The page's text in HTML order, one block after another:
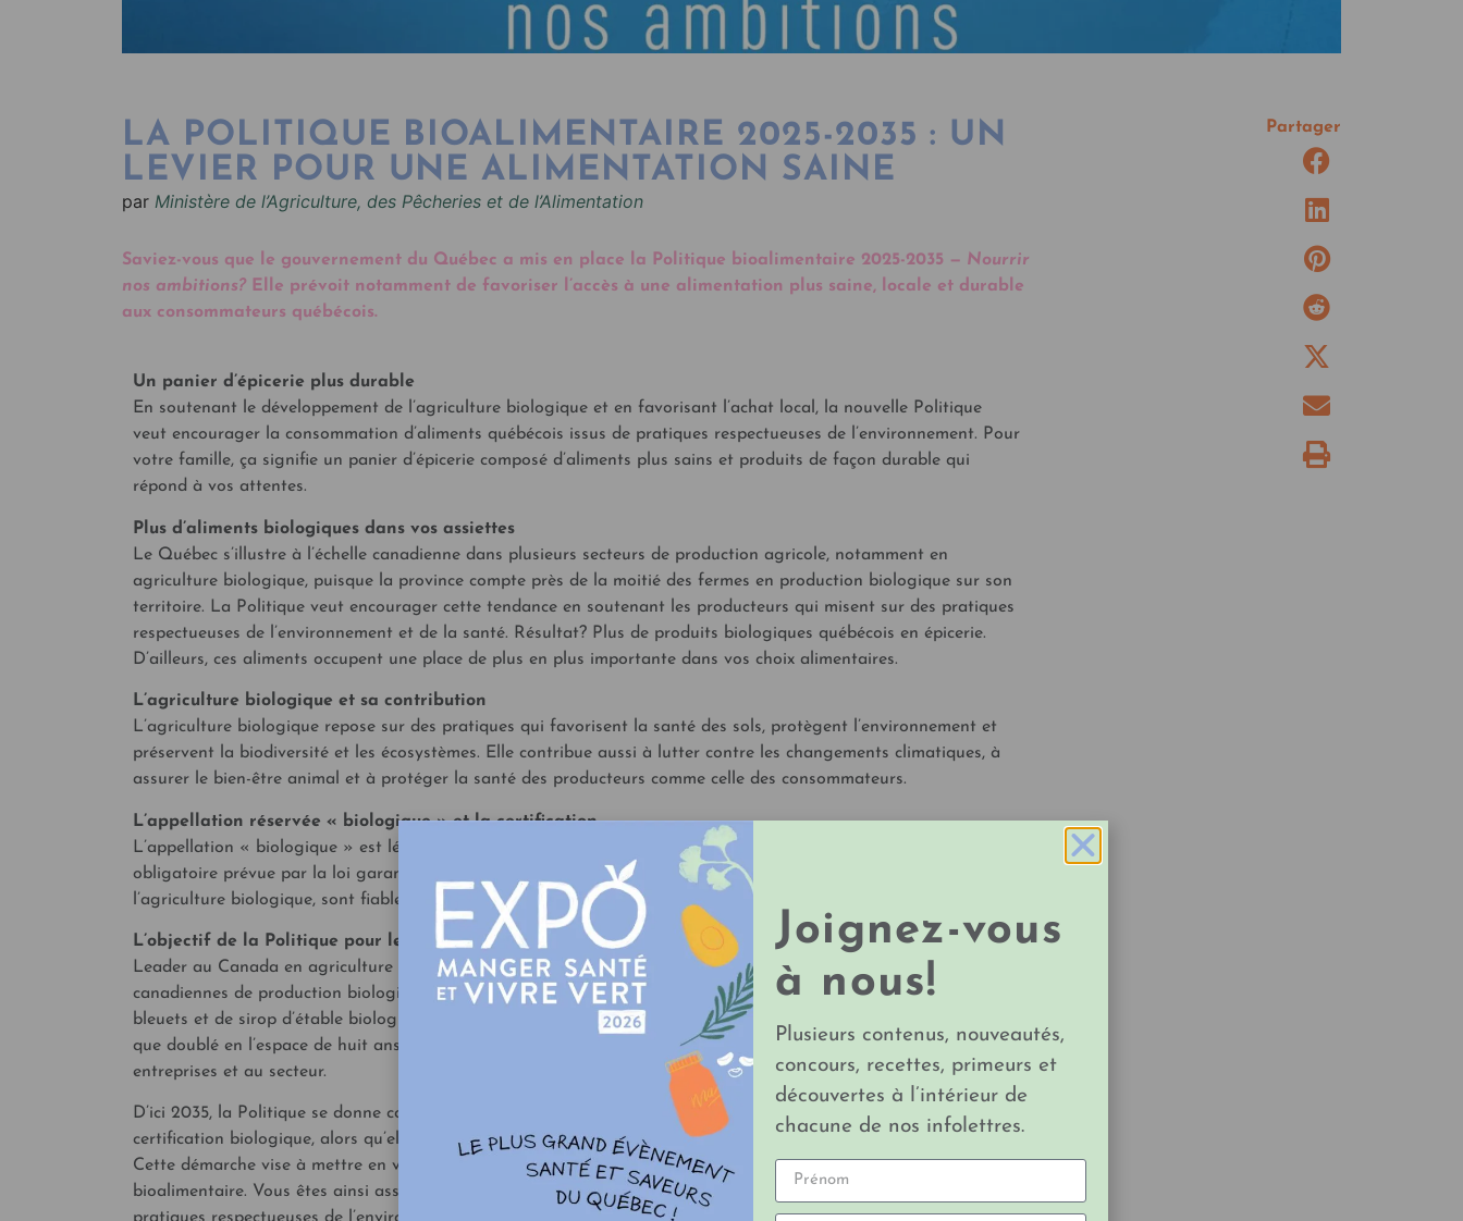
LA POLITIQUE BIOALIMENTAIRE 2025-2035 : UN
LEVIER POUR UNE ALIMENTATION SAINE
par Ministère de l’Agriculture, des Pêcheries et de l’Alimentation
Saviez-vous que le gouvernement du Québec a mis en place la Politique bioalimentaire 2025-2035 — Nourrir
nos ambitions? Elle prévoit notamment de favoriser l’accès à une alimentation plus saine, locale et durable
aux consommateurs québécois.
Un panier d’épicerie plus durable
En soutenant le développement de l’agriculture biologique et en favorisant l’achat local, la nouvelle Politique
veut encourager la consommation d’aliments québécois issus de pratiques respectueuses de l’environnement. Pour
votre famille, ça signifie un panier d’épicerie composé d’aliments plus sains et produits de façon durable qui
répond à vos attentes.
Plus d’aliments biologiques dans vos assiettes
Le Québec s’illustre à l’échelle canadienne dans plusieurs secteurs de production agricole, notamment en
agriculture biologique, puisque la province compte près de la moitié des fermes en production biologique sur son
territoire. La Politique veut encourager cette tendance en soutenant les producteurs qui misent sur des pratiques
respectueuses de l’environnement et de la santé. Résultat? Plus de produits biologiques québécois en épicerie.
D’ailleurs, ces aliments occupent une place de plus en plus importante dans vos choix alimentaires.
L’agriculture biologique et sa contribution
L’agriculture biologique repose sur des pratiques qui favorisent la santé des sols, protègent l’environnement et
préservent la biodiversité et les écosystèmes. Elle contribue aussi à lutter contre les changements climatiques, à
assurer le bien-être animal et à protéger la santé des producteurs comme celle des consommateurs.
L’appellation réservée « biologique » et la certification
L’appellation « biologique » est légalement contrôlée au Québec depuis l’année 2000. La certification
obligatoire prévue par la loi garantit que les produits bioalimentaires d’appellation, y compris ceux issus de
l’agriculture biologique, sont fiables et conformes aux normes et aux exigences établies.
L’objectif de la Politique pour le secteur biologique
Leader au Canada en agriculture biologique, le Québec compte près de 50 % des entreprises agricoles
canadiennes de production biologique. Il est même chef de file mondial dans les productions de canneberges, de
bleuets et de sirop d’étable biologiques! Le nombre de fermes détenant la certification biologique a d’ailleurs plus
que doublé en l’espace de huit ans, notamment grâce à la Politique et aux mesures d’appui offertes aux
entreprises et au secteur.
D’ici 2035, la Politique se donne comme cible d’augmenter de 20 % les superficies faisant l’objet d’une
certification biologique, alors qu’elles représentent actuellement près de 6 % de la surface agricole québécoise.
Cette démarche vise à mettre en valeur les pratiques qui contribuent au développement durable du secteur
bioalimentaire. Vous êtes ainsi assuré que les aliments que vous achetez sont à la fois sains et produits selon des
Partager
Joignez-vous
à nous!
Plusieurs contenus, nouveautés,
concours, recettes, primeurs et
découvertes à l’intérieur de
chacune de nos infolettres.